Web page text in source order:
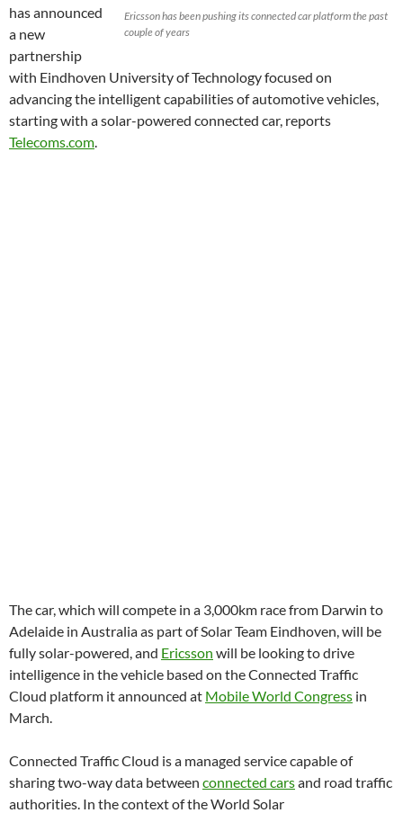
Ericsson has been pushing its connected car platform the past
couple of years
has announced
a new
partnership
with Eindhoven University of Technology focused on
advancing the intelligent capabilities of automotive vehicles,
starting with a solar-powered connected car, reports
Telecoms.com.
The car, which will compete in a 3,000km race from Darwin to
Adelaide in Australia as part of Solar Team Eindhoven, will be
fully solar-powered, and Ericsson will be looking to drive
intelligence in the vehicle based on the Connected Traffic
Cloud platform it announced at Mobile World Congress in
March.
Connected Traffic Cloud is a managed service capable of
sharing two-way data between connected carsand road traffic
authorities. In the context of the World Solar